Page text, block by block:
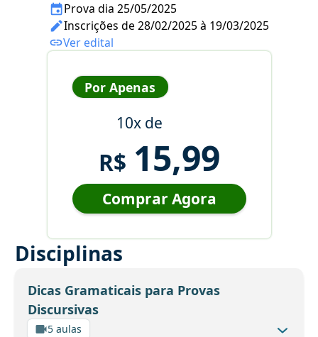
Prova dia 25/05/2025
Inscrições de 28/02/2025 à 19/03/2025
Ver edital
Por Apenas
10x de
R$ 15,99
Comprar Agora
Disciplinas
Dicas Gramaticais para Provas
Discursivas
5 aulas